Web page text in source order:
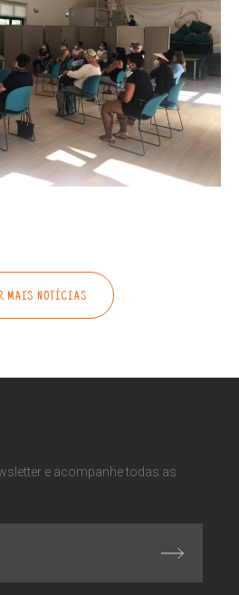
MAIS NOTÍCIAS
e acompanhe todas as